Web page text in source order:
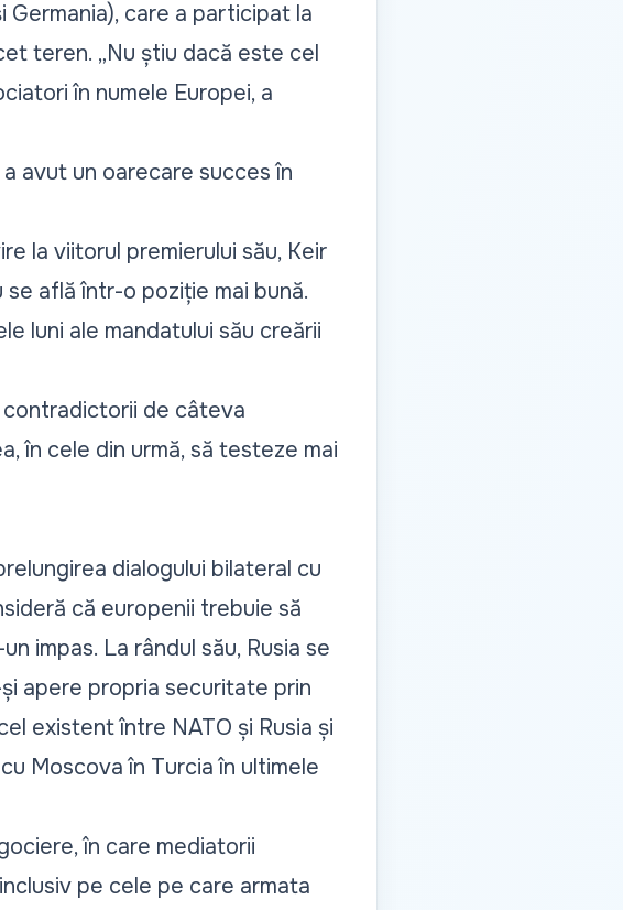
Germania), care a participat la
teren. „Nu știu dacă este cel
în numele Europei, a
avut un oarecare succes în
la viitorul premierului său, Keir
află într-o poziție mai bună.
luni ale mandatului său creării
contradictorii de câteva
în cele din urmă, să testeze mai
dialogului bilateral cu
că europenii trebuie să
impas. La rândul său, Rusia se
apere propria securitate prin
existent între NATO și Rusia și
Moscova în Turcia în ultimele
în care mediatorii
pe cele pe care armata